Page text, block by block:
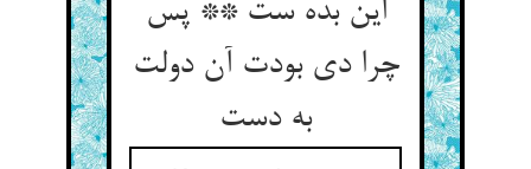
این بده ست ** پس
چرا دی بودت آن دولت
به دست‏